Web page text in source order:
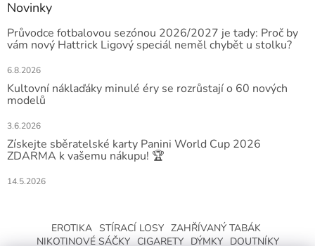
Novinky
Průvodce fotbalovou sezónou 2026/2027 je tady: Proč by
vám nový Hattrick Ligový speciál neměl chybět u stolku?
6.8.2026
Kultovní náklaďáky minulé éry se rozrůstají o 60 nových
modelů
3.6.2026
Získejte sběratelské karty Panini World Cup 2026
ZDARMA k vašemu nákupu! 🏆
14.5.2026
EROTIKA STÍRACÍ LOSY ZAHŘÍVANÝ TABÁK
NIKOTINOVÉ SÁČKY CIGARETY DÝMKY DOUTNÍKY